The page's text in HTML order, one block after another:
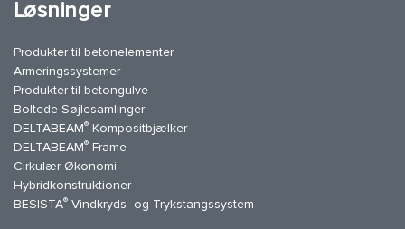
Løsninger
Produkter til betonelementer
Armeringssystemer
Produkter til betongulve
Boltede Søjlesamlinger
DELTABEAM® Kompositbjælker
DELTABEAM® Frame
Cirkulær Økonomi
Hybridkonstruktioner
BESISTA® Vindkryds- og Trykstangssystem